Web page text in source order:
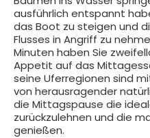
ausführlich entspannt
das Boot zu steigen und
Flusses in Angriff zu
Minuten haben Sie
Appetit auf das
seine Uferregionen sind
von herausragender
die Mittagspause die
zurückzulehnen und die
genießen.